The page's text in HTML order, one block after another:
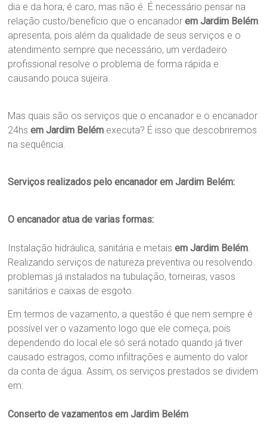
dia e da hora, é caro, mas não é. É necessário pensar na
relação custo/benefício que o encanadorem Jardim Belém
apresenta, pois além da qualidade de seus serviços e o
atendimento sempre que necessário, um verdadeiro
profissional resolve o problema de forma rápida e
causando pouca sujeira.
Mas quais são os serviços que o encanador e o encanador
24hs em Jardim Belém executa? É isso que descobriremos
na sequência.
Serviços realizados pelo encanador em Jardim Belém:
O encanador atua de varias formas:
Instalação hidráulica, sanitária e metais em Jardim Belém
Realizando serviços de natureza preventiva ou resolvendo
problemas já instalados na tubulação, torneiras, vasos
sanitários e caixas de esgoto.
Em termos de vazamento, a questão é que nem sempre é
possível ver o vazamento logo que ele começa, pois
dependendo do local ele só será notado quando já tiver
causado estragos, como infiltrações e aumento do valor
da conta de água. Assim, os serviços prestados se dividem
em:
Conserto de vazamentos em Jardim Belém